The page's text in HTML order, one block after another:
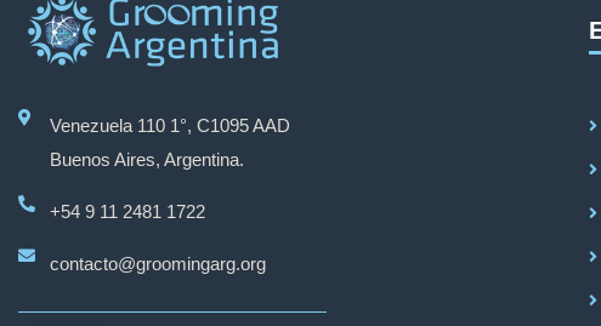
Venezuela 110 1°, C1095 AAD
Buenos Aires, Argentina.
+54 9 11 2481 1722
contacto@groomingarg.org